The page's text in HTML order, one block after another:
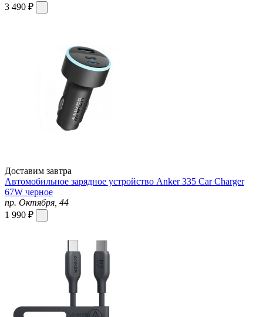
3 490 ₽
Доставим завтра
Автомобильное зарядное устройство Anker 335 Car Charger
67W черное
пр. Октября, 44
1 990 ₽